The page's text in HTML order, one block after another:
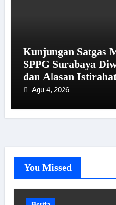
Kunjungan Satgas
SPPG Surabaya
dan Alasan Istirahat
Agu 4, 2026
You Missed